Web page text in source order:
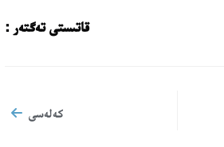
قاتىستى تەگتەر :
كەلەسى